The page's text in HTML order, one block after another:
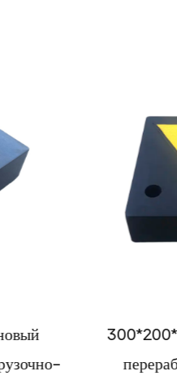
300*200*90 мм
переработанный